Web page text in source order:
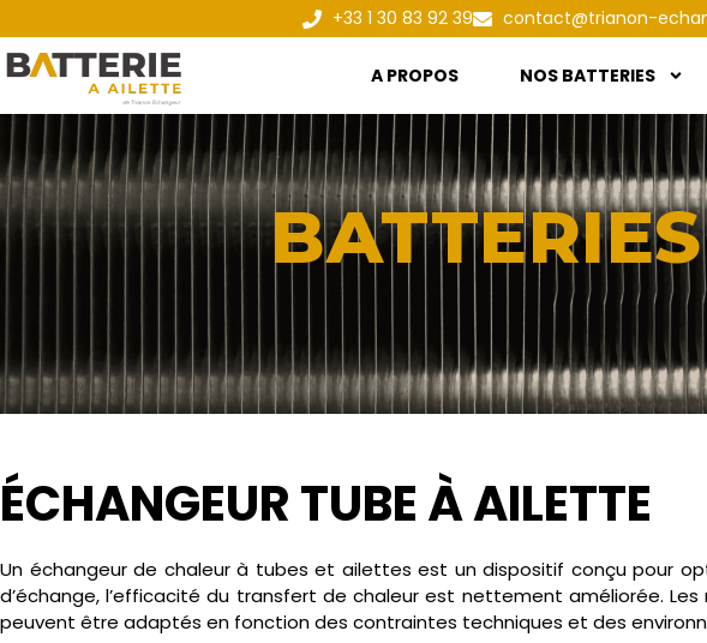
+33 1 30 83 92 39 contact@trianon-
A PROPOS NOS BATTERIES
ÉCHANGEUR TUBE À AILETTE
Un échangeur de chaleur à tubes et ailettes est un dispositif conçu pour
d’échange, l’efficacité du transfert de chaleur est nettement améliorée.
peuvent être adaptés en fonction des contraintes techniques et des